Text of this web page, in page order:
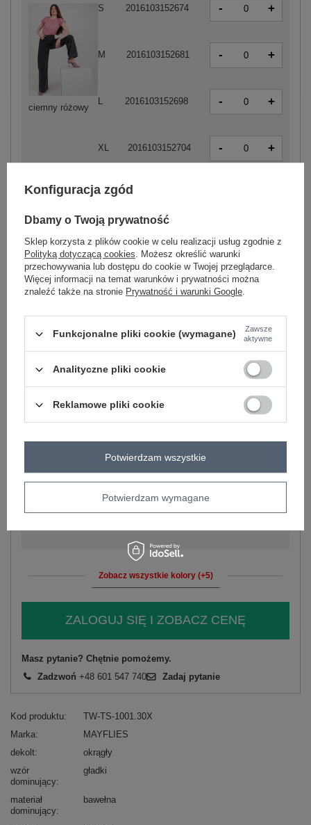
ciemny różowy
S 2016103152674 - +
M 2016103152681 - +
L 2016103152698 - +
XL 2016103152704 - +
czerwony
S 2016103152575
M 2016103152582 - +
XL 2016103152605 - +
2XL 2016103152513 - +
+
L 2016103152483 - +
Zobacz wszystkie kolory (+5)
ZALOGUJ SIĘ I ZOBACZ CENĘ
Masz pytanie? Chętnie pomożemy.
Zadzwoń +48 601 547 740 Zadaj pytanie
Kod produktu
TW-TS-1001.30X
Marka
MAYFLIES
dekolt
okrągły
wzór
dominujący
gładki
materiał
dominujący
bawełna
Konfiguracja zgód
Dbamy o Twoją prywatność
Sklep korzysta z plików cookie w celu realizacji usług zgodnie z
Polityką dotyczącą cookies. Możesz określić warunki
przechowywania lub dostępu do cookie w Twojej przeglądarce.
Więcej informacji na temat warunków i prywatności można
znaleźć także na stronie Prywatność i warunki Google.
Funkcjonalne pliki cookie (wymagane)
Zawsze
aktywne
Analityczne pliki cookie
Reklamowe pliki cookie
Potwierdzam wymagane
Potwierdzam wszystkie